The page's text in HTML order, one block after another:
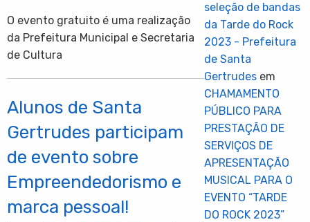
O evento gratuito é uma realização
da Prefeitura Municipal e Secretaria
de Cultura
Alunos de Santa
Gertrudes participam
de evento sobre
Empreendedorismo e
marca pessoal!
seleção de bandas
da Tarde do Rock
2023 - Prefeitura
de Santa
Gertrudes em
CHAMAMENTO
PÚBLICO PARA
PRESTAÇÃO DE
SERVIÇOS DE
APRESENTAÇÃO
MUSICAL PARA O
EVENTO “TARDE
DO ROCK 2023”